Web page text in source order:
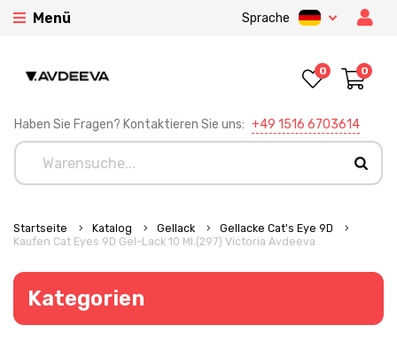
Menü Sprache
Haben Sie Fragen? Kontaktieren Sie uns: +49 1516 6703614
0 0
Startseite Katalog Gellack
Gellacke Cat's Eye 9D
Kaufen Cat Eyes 9D Gel-Lack 10 Ml.(297) Victoria Avdeeva
Kategorien